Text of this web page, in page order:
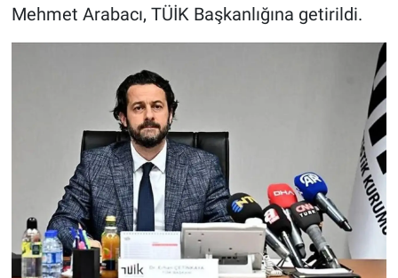
Mehmet Arabacı, TÜİK Başkanlığına getirildi.